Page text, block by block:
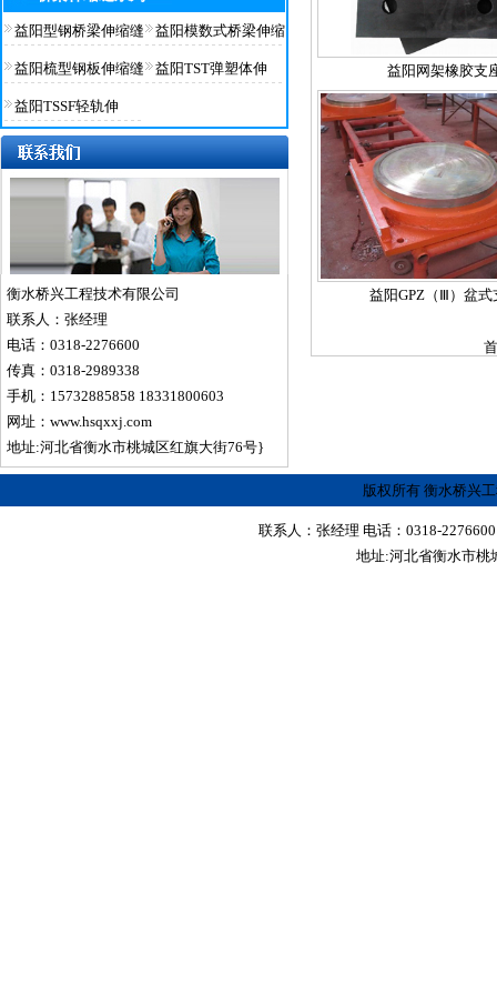
益阳型钢桥梁伸缩缝 益阳模数式桥梁伸缩
益阳梳型钢板伸缩缝 益阳TST弹塑体伸
益阳TSSF轻轨伸
衡水桥兴工程技术有限公司
联系人：张经理
电话：0318-2276600
传真：0318-2989338
手机：15732885858 18331800603
网址：www.hsqxxj.com
地址:河北省衡水市桃城区红旗大街76号}
益阳网架橡胶支
益阳GPZ（Ⅲ）盆式
版权所有 衡水桥兴
联系人：张经理 电话：0318-
地址:河北省衡水市桃